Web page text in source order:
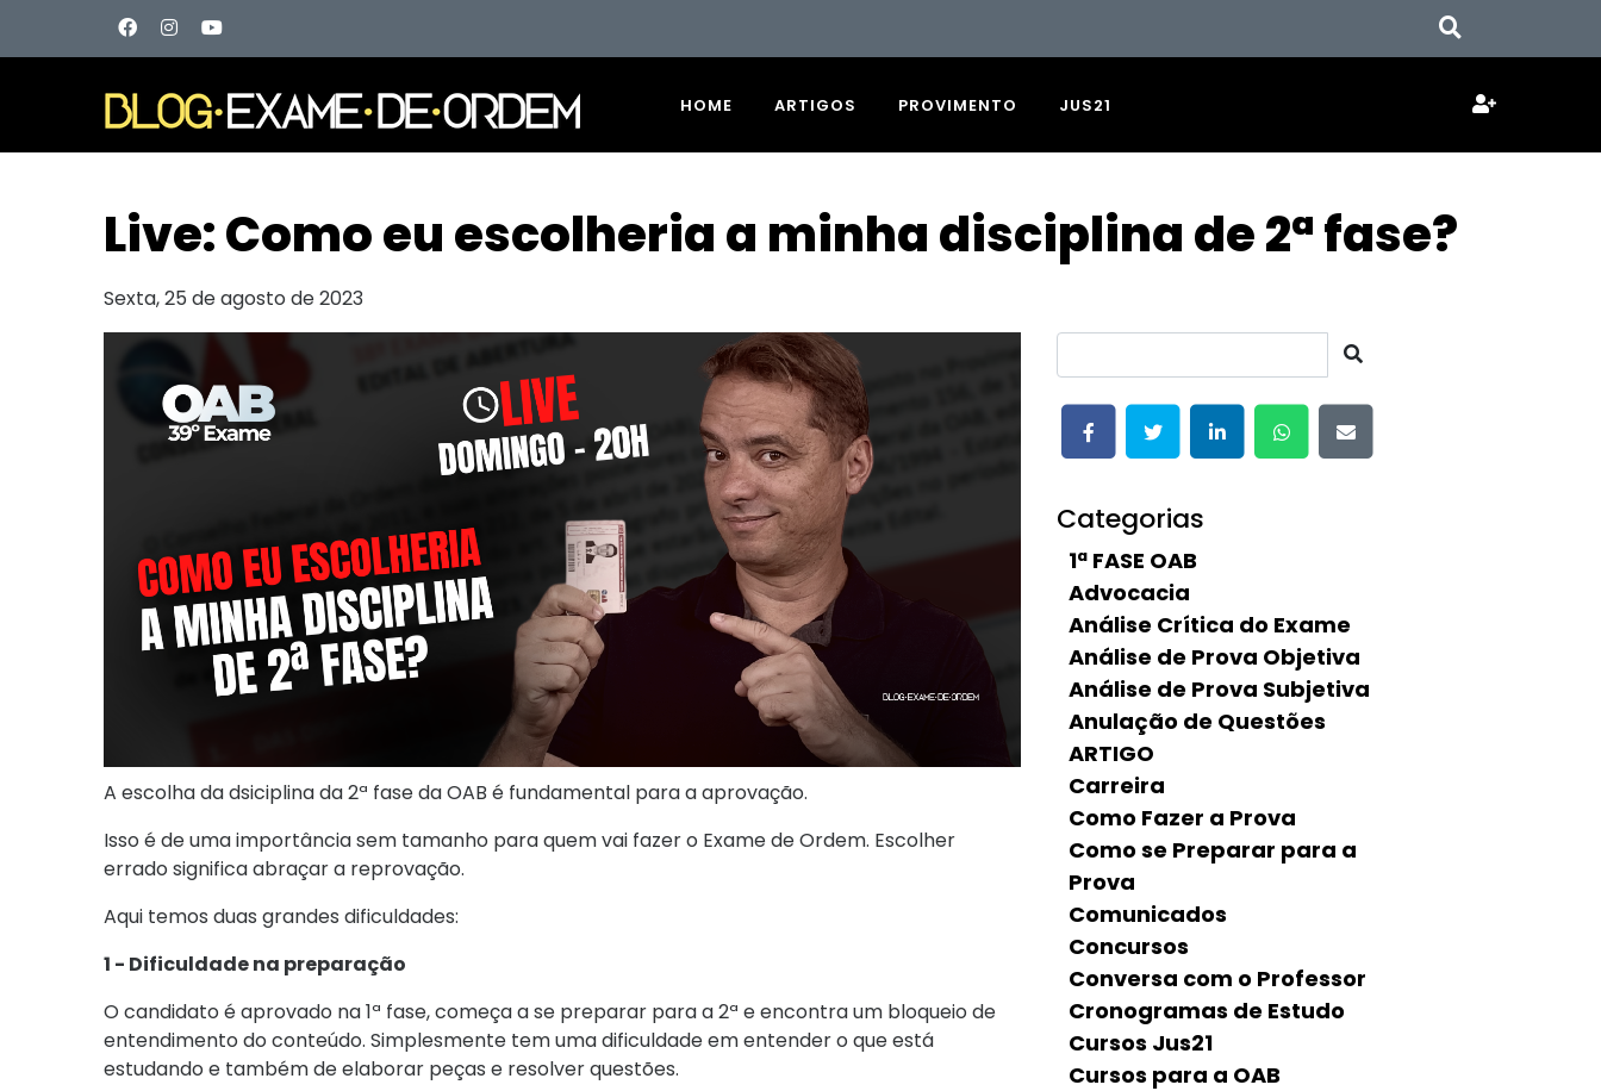
HOME ARTIGOS PROVIMENTO JUS21
Live: Como eu escolheria a minha disciplina de 2ª fase?
Sexta, 25 de agosto de 2023
A escolha da dsiciplina da 2ª fase da OAB é fundamental para a aprovação.
Isso é de uma importância sem tamanho para quem vai fazer o Exame de Ordem. Escolher
errado significa abraçar a reprovação.
Aqui temos duas grandes dificuldades:
1 - Dificuldade na preparação
O candidato é aprovado na 1ª fase, começa a se preparar para a 2ª e encontra um bloqueio de
entendimento do conteúdo. Simplesmente tem uma dificuldade em entender o que está
estudando e também de elaborar peças e resolver questões.
Categorias
1ª FASE OAB
Advocacia
Análise Crítica do Exame
Análise de Prova Objetiva
Análise de Prova Subjetiva
Anulação de Questões
ARTIGO
Carreira
Como Fazer a Prova
Como se Preparar para a
Prova
Comunicados
Concursos
Conversa com o Professor
Cronogramas de Estudo
Cursos Jus21
Cursos para a OAB